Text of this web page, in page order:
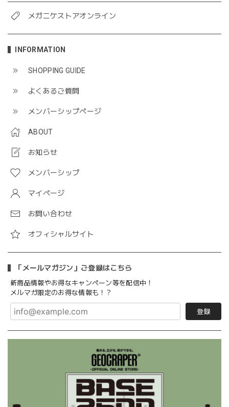
メガニケストアオンライン
INFORMATION
SHOPPING GUIDE
よくあるご質問
メンバーシップページ
ABOUT
お知らせ
メンバーシップ
マイページ
お問い合わせ
オフィシャルサイト
「メールマガジン」ご登録はこちら
新商品情報やお得なキャンペーン等を配信中！
メルマガ限定のお得な情報も！？
登録